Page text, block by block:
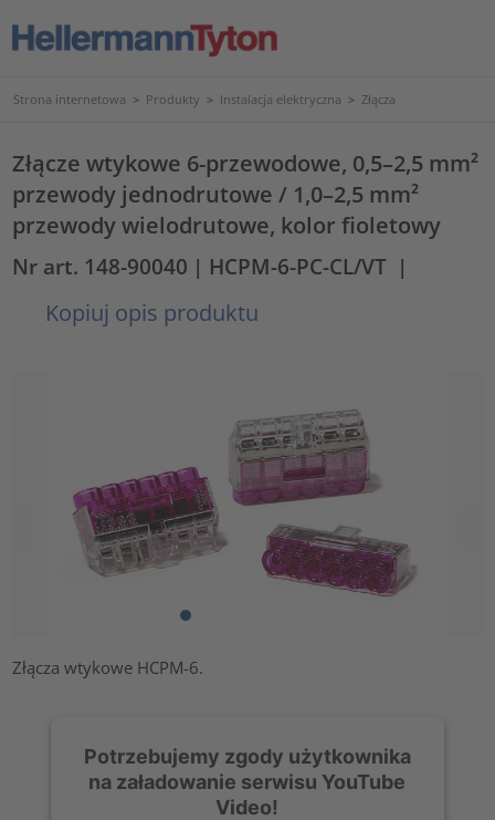
Strona internetowa > Produkty > Instalacja elektryczna > Złącza
Złącze wtykowe 6-przewodowe, 0,5–2,5 mm²
przewody jednodrutowe / 1,0–2,5 mm²
przewody wielodrutowe, kolor fioletowy
Nr art. 148-90040 | HCPM-6-PC-CL/VT |
Kopiuj opis produktu
Złącza wtykowe HCPM-6.
Potrzebujemy zgody użytkownika
na załadowanie serwisu YouTube
Video!